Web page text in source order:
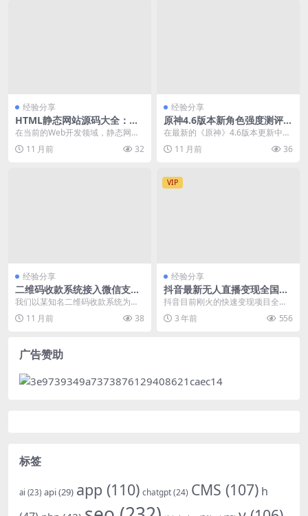
经验分享
HTML静态网站源码大全：基
于特定类型的源码集合下载与
使用详解
在当前的Web开发领域，静态网站
源码因其简单、快速部署和良好的s
eo表现而备受青...
11 月前 32
经验分享
原神4.6版本新角色强度测评及
实战应用分析
在最新的《原神》4.6版本更新中，
玩家们对于新角色的强度和实战表
现充满了期待。本...
11 月前 36
经验分享
二维码收款系统接入微信支付
API配置详解及常见问题排查
我们以某知名二维码收款系统为
例，详细说明其接入微信支付api的
配置流程，并针对开...
11 月前 38
VIP
经验分享
抖音最新无人直播变现全国重
名查询项目，轻松日赚几百+
【查询脚本+详细教程】
抖音目前刚火的快速变现项目全国
重名查询 开播需求 一部直播手机一
台电脑配置不限越...
3 年前 556
广告赞助
标签
ai (23) api(29) app (110) chatgpt(24) CMS (107) h